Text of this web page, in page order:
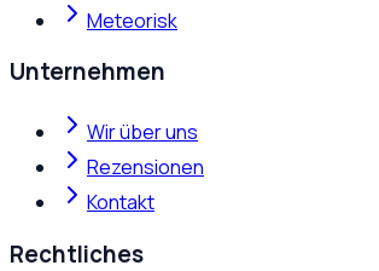
Meteorisk
Unternehmen
Wir über uns
Rezensionen
Kontakt
Rechtliches